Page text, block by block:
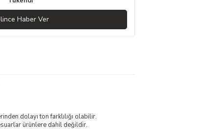
Haber Ver
dolayı ton farklılığı olabilir.
ürünlere dahil değildir.